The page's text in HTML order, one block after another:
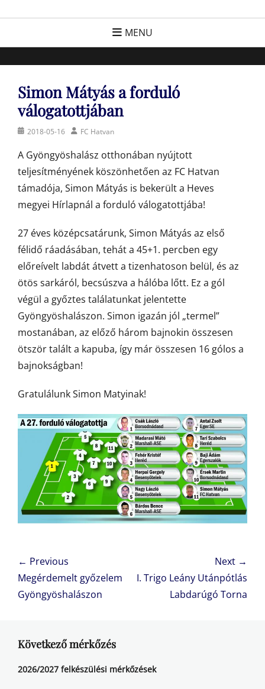
FC Hatvan
Egyesület a hatvani labdarúgásért, sportért!
MENU
Simon Mátyás a forduló
válogatottjában
Posted2018-05-16 AuthorFC Hatvan
A Gyöngyöshalász otthonában nyújtott
teljesítményének köszönhetően az FC Hatvan
támadója, Simon Mátyás is bekerült a Heves
megyei Hírlapnál a forduló válogatottjába!
27 éves középcsatárunk, Simon Mátyás az első
félidő ráadásában, tehát a 45+1. percben egy
előreívelt labdát átvett a tizenhatoson belül, és az
ötös sarkáról, becsúszva a hálóba lőtt. Ez a gól
végül a győztes találatunkat jelentette
Gyöngyöshalászon. Simon igazán jól „termel”
mostanában, az előző három bajnokin összesen
ötször talált a kapuba, így már összesen 16 gólos a
bajnokságban!
Gratulálunk Simon Matyinak!
Bejegyzés
navigáció
← Previous
Previous
post:
Megérdemelt győzelem
Gyöngyöshalászon
Next →
Next
I. Trigo Leány Utánpótlás
Labdarúgó Torna
Következő mérkőzés
2026/2027 felkészülési mérkőzések